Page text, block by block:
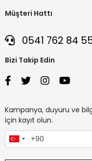
Müşteri Hattı
0541 762 84
Bizi Takip Edin
Kampanya, duyuru ve
için kayıt olun.